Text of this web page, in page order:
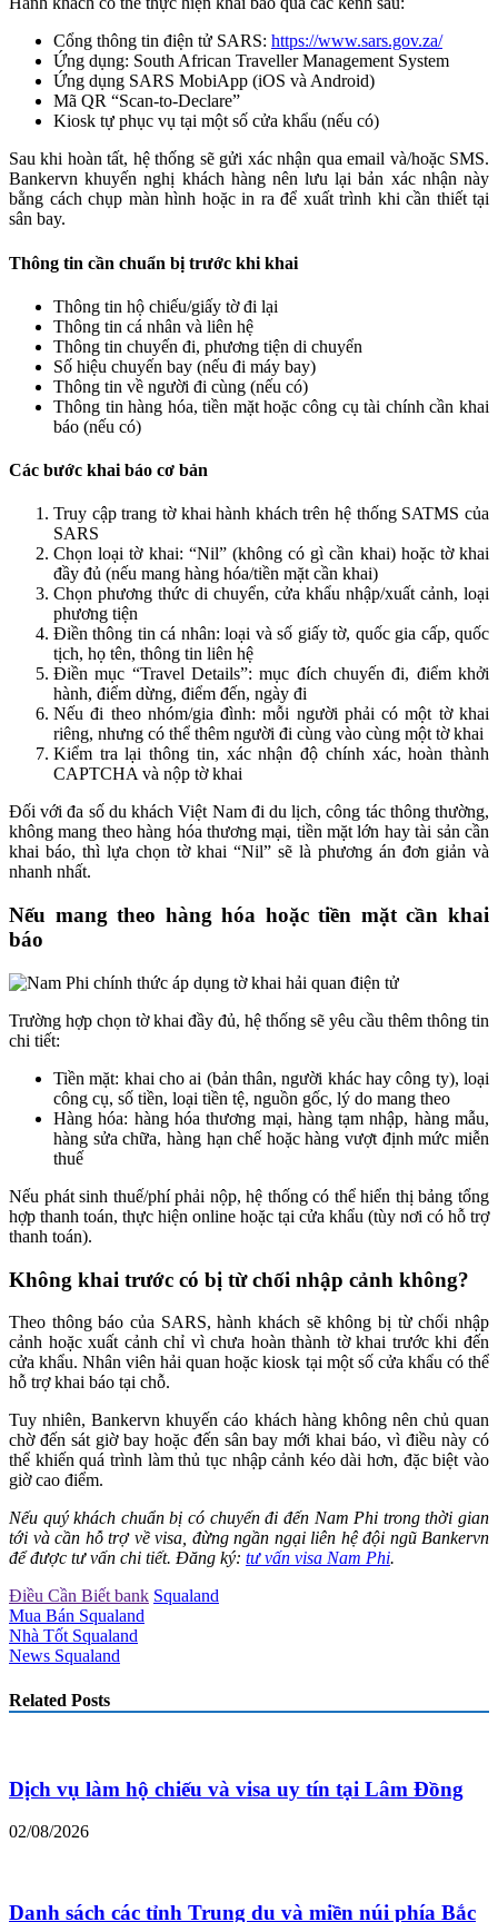
Cổng thông tin điện tử SARS: https://www.sars.gov.za/
Ứng dụng: South African Traveller Management System
Ứng dụng SARS MobiApp (iOS và Android)
Mã QR “Scan-to-Declare”
Kiosk tự phục vụ tại một số cửa khẩu (nếu có)
Sau khi hoàn tất, hệ thống sẽ gửi xác nhận qua email và/hoặc SMS.
Bankervn khuyến nghị khách hàng nên lưu lại bản xác nhận này
bằng cách chụp màn hình hoặc in ra để xuất trình khi cần thiết tại
sân bay.
Thông tin cần chuẩn bị trước khi khai
Thông tin hộ chiếu/giấy tờ đi lại
Thông tin cá nhân và liên hệ
Thông tin chuyến đi, phương tiện di chuyển
Số hiệu chuyến bay (nếu đi máy bay)
Thông tin về người đi cùng (nếu có)
Thông tin hàng hóa, tiền mặt hoặc công cụ tài chính cần khai
báo (nếu có)
Các bước khai báo cơ bản
Truy cập trang tờ khai hành khách trên hệ thống SATMS của
SARS
Chọn loại tờ khai: “Nil” (không có gì cần khai) hoặc tờ khai
đầy đủ (nếu mang hàng hóa/tiền mặt cần khai)
Chọn phương thức di chuyển, cửa khẩu nhập/xuất cảnh, loại
phương tiện
Điền thông tin cá nhân: loại và số giấy tờ, quốc gia cấp, quốc
tịch, họ tên, thông tin liên hệ
Điền mục “Travel Details”: mục đích chuyến đi, điểm khởi
hành, điểm dừng, điểm đến, ngày đi
Nếu đi theo nhóm/gia đình: mỗi người phải có một tờ khai
riêng, nhưng có thể thêm người đi cùng vào cùng một tờ khai
Kiểm tra lại thông tin, xác nhận độ chính xác, hoàn thành
CAPTCHA và nộp tờ khai
Đối với đa số du khách Việt Nam đi du lịch, công tác thông thường,
không mang theo hàng hóa thương mại, tiền mặt lớn hay tài sản cần
khai báo, thì lựa chọn tờ khai “Nil” sẽ là phương án đơn giản và
nhanh nhất.
Nếu mang theo hàng hóa hoặc tiền mặt cần khai
báo
Trường hợp chọn tờ khai đầy đủ, hệ thống sẽ yêu cầu thêm thông tin
chi tiết:
Tiền mặt: khai cho ai (bản thân, người khác hay công ty), loại
công cụ, số tiền, loại tiền tệ, nguồn gốc, lý do mang theo
Hàng hóa: hàng hóa thương mại, hàng tạm nhập, hàng mẫu,
hàng sửa chữa, hàng hạn chế hoặc hàng vượt định mức miễn
thuế
Nếu phát sinh thuế/phí phải nộp, hệ thống có thể hiển thị bảng tổng
hợp thanh toán, thực hiện online hoặc tại cửa khẩu (tùy nơi có hỗ trợ
thanh toán).
Không khai trước có bị từ chối nhập cảnh không?
Theo thông báo của SARS, hành khách sẽ không bị từ chối nhập
cảnh hoặc xuất cảnh chỉ vì chưa hoàn thành tờ khai trước khi đến
cửa khẩu. Nhân viên hải quan hoặc kiosk tại một số cửa khẩu có thể
hỗ trợ khai báo tại chỗ.
Tuy nhiên, Bankervn khuyến cáo khách hàng không nên chủ quan
chờ đến sát giờ bay hoặc đến sân bay mới khai báo, vì điều này có
thể khiến quá trình làm thủ tục nhập cảnh kéo dài hơn, đặc biệt vào
giờ cao điểm.
Nếu quý khách chuẩn bị có chuyến đi đến Nam Phi trong thời gian
tới và cần hỗ trợ về visa, đừng ngần ngại liên hệ đội ngũ Bankervn
để được tư vấn chi tiết. Đăng ký: tư vấn visa Nam Phi.
Điều Cần Biết bank Squaland
Mua Bán Squaland
Nhà Tốt Squaland
News Squaland
Related Posts
Dịch vụ làm hộ chiếu và visa uy tín tại Lâm Đồng
02/08/2026
Danh sách các tỉnh Trung du và miền núi phía Bắc